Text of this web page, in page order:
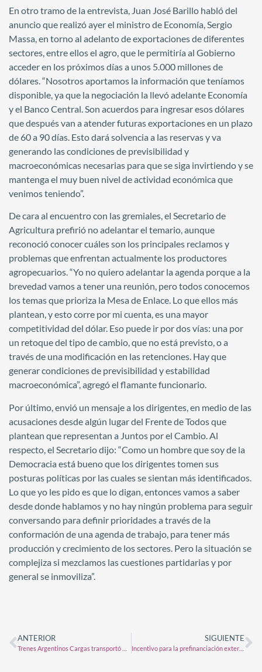
En otro tramo de la entrevista, Juan José Barillo habló del
anuncio que realizó ayer el ministro de Economía, Sergio
Massa, en torno al adelanto de exportaciones de diferentes
sectores, entre ellos el agro, que le permitiría al Gobierno
acceder en los próximos días a unos 5.000 millones de
dólares. “Nosotros aportamos la información que teníamos
disponible, ya que la negociación la llevó adelante Economía
y el Banco Central. Son acuerdos para ingresar esos dólares
que después van a atender futuras exportaciones en un plazo
de 60 a 90 días. Esto dará solvencia a las reservas y va
generando las condiciones de previsibilidad y
macroeconómicas necesarias para que se siga invirtiendo y se
mantenga el muy buen nivel de actividad económica que
venimos teniendo”.
De cara al encuentro con las gremiales, el Secretario de
Agricultura prefirió no adelantar el temario, aunque
reconoció conocer cuáles son los principales reclamos y
problemas que enfrentan actualmente los productores
agropecuarios. “Yo no quiero adelantar la agenda porque a la
brevedad vamos a tener una reunión, pero todos conocemos
los temas que prioriza la Mesa de Enlace. Lo que ellos más
plantean, y esto corre por mi cuenta, es una mayor
competitividad del dólar. Eso puede ir por dos vías: una por
un retoque del tipo de cambio, que no está previsto, o a
través de una modificación en las retenciones. Hay que
generar condiciones de previsibilidad y estabilidad
macroeconómica”, agregó el flamante funcionario.
Por último, envió un mensaje a los dirigentes, en medio de las
acusaciones desde algún lugar del Frente de Todos que
plantean que representan a Juntos por el Cambio. Al
respecto, el Secretario dijo: “Como un hombre que soy de la
Democracia está bueno que los dirigentes tomen sus
posturas políticas por las cuales se sientan más identificados.
Lo que yo les pido es que lo digan, entonces vamos a saber
desde donde hablamos y no hay ningún problema para seguir
conversando para definir prioridades a través de la
conformación de una agenda de trabajo, para tener más
producción y crecimiento de los sectores. Pero la situación se
complejiza si mezclamos las cuestiones partidarias y por
general se inmoviliza”.
ANTERIOR SIGUIENTE
Incentivo para la prefinanciación externa de exportaciones